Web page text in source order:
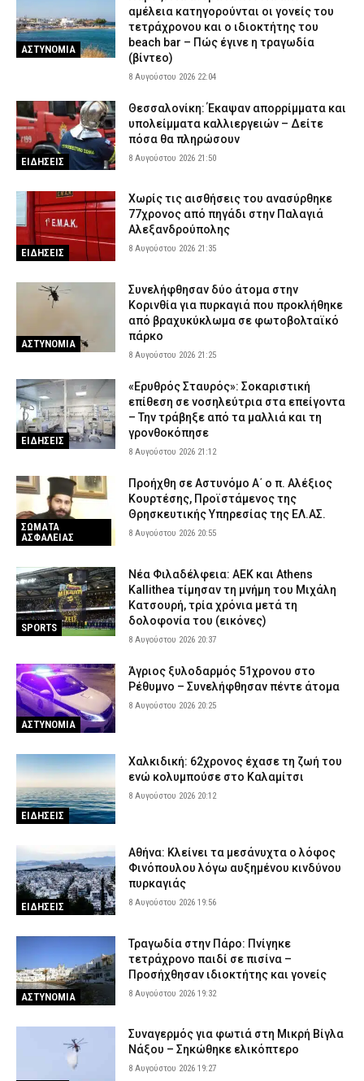
ΑΣΤΥΝΟΜΙΑ 8 Αυγούστου 2026 14:33
Έβρος: Αστυνομικοί τσάκωσαν αλλοδαπούς διακινητές που
μετέφεραν 12 παράνομους μετανάστες
8 Αυγούστου 2026 14:18
ΑΣΤΥΝΟΜΙΑ
αμέλεια κατηγορούνται οι γονείς του
τετράχρονου και ο ιδιοκτήτης του
beach bar – Πώς έγινε η τραγωδία
(βίντεο)
8 Αυγούστου 2026 22:04
ΕΙΔΗΣΕΙΣ
Θεσσαλονίκη: Έκαψαν απορρίμματα και
υπολείμματα καλλιεργειών – Δείτε
πόσα θα πληρώσουν
8 Αυγούστου 2026 21:50
ΕΙΔΗΣΕΙΣ
Χωρίς τις αισθήσεις του ανασύρθηκε
77χρονος από πηγάδι στην Παλαγιά
Αλεξανδρούπολης
8 Αυγούστου 2026 21:35
ΑΣΤΥΝΟΜΙΑ
Συνελήφθησαν δύο άτομα στην
Κορινθία για πυρκαγιά που προκλήθηκε
από βραχυκύκλωμα σε φωτοβολταϊκό
πάρκο
8 Αυγούστου 2026 21:25
ΕΙΔΗΣΕΙΣ
«Ερυθρός Σταυρός»: Σοκαριστική
επίθεση σε νοσηλεύτρια στα επείγοντα
– Την τράβηξε από τα μαλλιά και τη
γρονθοκόπησε
8 Αυγούστου 2026 21:12
ΣΩΜΑΤΑ
ΑΣΦΑΛΕΙΑΣ
Προήχθη σε Αστυνόμο Α΄ ο π. Αλέξιος
Κουρτέσης, Προϊστάμενος της
Θρησκευτικής Υπηρεσίας της ΕΛ.ΑΣ.
8 Αυγούστου 2026 20:55
SPORTS
Νέα Φιλαδέλφεια: ΑΕΚ και Athens
Kallithea τίμησαν τη μνήμη του Μιχάλη
Κατσουρή, τρία χρόνια μετά τη
δολοφονία του (εικόνες)
8 Αυγούστου 2026 20:37
ΑΣΤΥΝΟΜΙΑ
Άγριος ξυλοδαρμός 51χρονου στο
Ρέθυμνο – Συνελήφθησαν πέντε άτομα
8 Αυγούστου 2026 20:25
ΕΙΔΗΣΕΙΣ
Χαλκιδική: 62χρονος έχασε τη ζωή του
ενώ κολυμπούσε στο Καλαμίτσι
8 Αυγούστου 2026 20:12
ΕΙΔΗΣΕΙΣ
Αθήνα: Κλείνει τα μεσάνυχτα ο λόφος
Φινόπουλου λόγω αυξημένου κινδύνου
πυρκαγιάς
8 Αυγούστου 2026 19:56
ΑΣΤΥΝΟΜΙΑ
Τραγωδία στην Πάρο: Πνίγηκε
τετράχρονο παιδί σε πισίνα –
Προσήχθησαν ιδιοκτήτης και γονείς
8 Αυγούστου 2026 19:32
Συναγερμός για φωτιά στη Μικρή Βίγλα
Νάξου – Σηκώθηκε ελικόπτερο
8 Αυγούστου 2026 19:27